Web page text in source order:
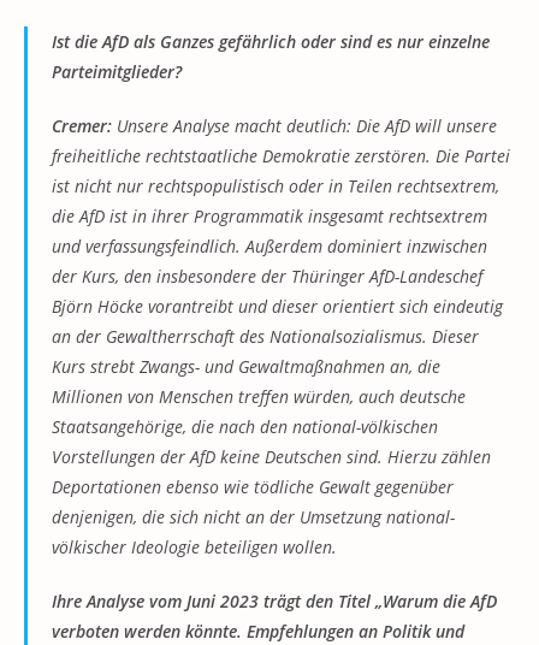
Ist die AfD als Ganzes gefährlich oder sind es nur einzelne
Parteimitglieder?
Cremer: Unsere Analyse macht deutlich: Die AfD will unsere
freiheitliche rechtstaatliche Demokratie zerstören. Die Partei
ist nicht nur rechtspopulistisch oder in Teilen rechtsextrem,
die AfD ist in ihrer Programmatik insgesamt rechtsextrem
und verfassungsfeindlich. Außerdem dominiert inzwischen
der Kurs, den insbesondere der Thüringer AfD-Landeschef
Björn Höcke vorantreibt und dieser orientiert sich eindeutig
an der Gewaltherrschaft des Nationalsozialismus. Dieser
Kurs strebt Zwangs- und Gewaltmaßnahmen an, die
Millionen von Menschen treffen würden, auch deutsche
Staatsangehörige, die nach den national-völkischen
Vorstellungen der AfD keine Deutschen sind. Hierzu zählen
Deportationen ebenso wie tödliche Gewalt gegenüber
denjenigen, die sich nicht an der Umsetzung national-
völkischer Ideologie beteiligen wollen.
Ihre Analyse vom Juni 2023 trägt den Titel „Warum die AfD
verboten werden könnte. Empfehlungen an Politik und